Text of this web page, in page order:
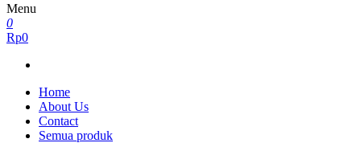
Menu
0
Rp0
Home
About Us
Contact
Semua produk